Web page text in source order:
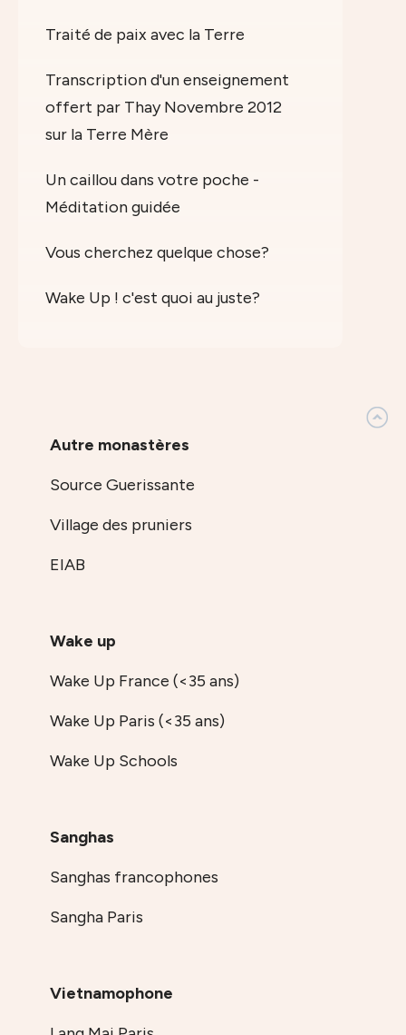
Traité de paix avec la Terre
Transcription d'un enseignement
offert par Thay Novembre 2012
sur la Terre Mère
Un caillou dans votre poche -
Méditation guidée
Vous cherchez quelque chose?
Wake Up ! c'est quoi au juste?
Autre monastères
Source Guerissante
Village des pruniers
EIAB
Wake up
Wake Up France (<35 ans)
Wake Up Paris (<35 ans)
Wake Up Schools
Sanghas
Sanghas francophones
Sangha Paris
Vietnamophone